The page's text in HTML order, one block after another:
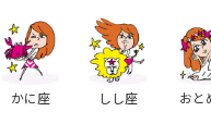
かに座 しし座 おと